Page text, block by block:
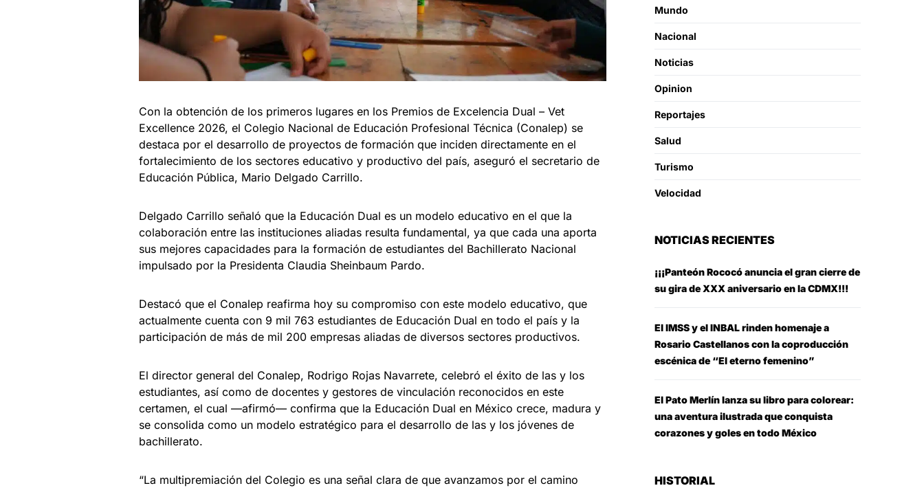
Con la obtención de los primeros lugares en los Premios de Excelencia Dual – Vet
Excellence 2026, el Colegio Nacional de Educación Profesional Técnica (Conalep) se
destaca por el desarrollo de proyectos de formación que inciden directamente en el
fortalecimiento de los sectores educativo y productivo del país, aseguró el secretario de
Educación Pública, Mario Delgado Carrillo.
Delgado Carrillo señaló que la Educación Dual es un modelo educativo en el que la
colaboración entre las instituciones aliadas resulta fundamental, ya que cada una aporta
sus mejores capacidades para la formación de estudiantes del Bachillerato Nacional
impulsado por la Presidenta Claudia Sheinbaum Pardo.
Destacó que el Conalep reafirma hoy su compromiso con este modelo educativo, que
actualmente cuenta con 9 mil 763 estudiantes de Educación Dual en todo el país y la
participación de más de mil 200 empresas aliadas de diversos sectores productivos.
El director general del Conalep, Rodrigo Rojas Navarrete, celebró el éxito de las y los
estudiantes, así como de docentes y gestores de vinculación reconocidos en este
certamen, el cual —afirmó— confirma que la Educación Dual en México crece, madura y
se consolida como un modelo estratégico para el desarrollo de las y los jóvenes de
bachillerato.
“La multipremiación del Colegio es una señal clara de que avanzamos por el camino
Mundo
Nacional
Noticias
Opinion
Reportajes
Salud
Turismo
Velocidad
NOTICIAS RECIENTES
¡¡¡Panteón Rococó anuncia el gran cierre de
su gira de XXX aniversario en la CDMX!!!
El IMSS y el INBAL rinden homenaje a
Rosario Castellanos con la coproducción
escénica de “El eterno femenino”
El Pato Merlín lanza su libro para colorear:
una aventura ilustrada que conquista
corazones y goles en todo México
HISTORIAL